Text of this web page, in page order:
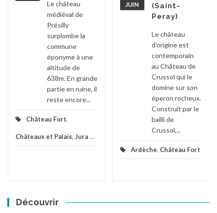
Le château
médiéval de
Présilly
surplombe la
commune
éponyme à une
altitude de
638m. En grande
partie en ruine, il
reste encore...
Château Fort,
Châteaux et Palais, Jura ...
JUIN
(Saint-
Peray)
Le château
d'origine est
contemporain
au Château de
Crussol qui le
domine sur son
éperon rocheux.
Construit par le
bailli de
Crussol,...
Ardèche, Château Fort
Découvrir